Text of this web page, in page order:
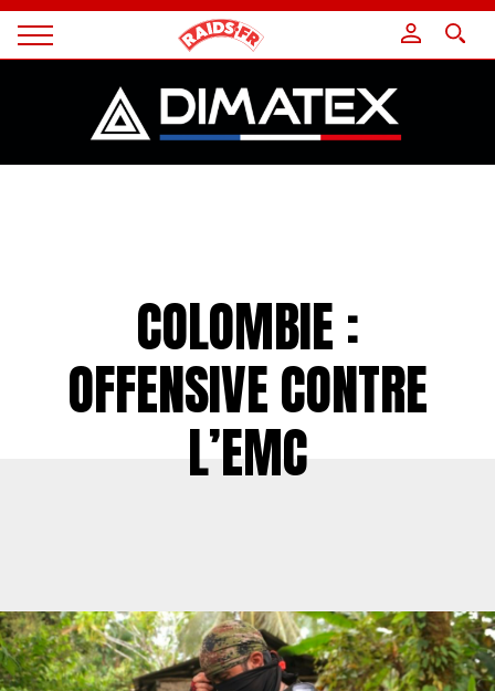
Magazine
COLOMBIE :
OFFENSIVE CONTRE
L’EMC
Panneau de gestion des cookies